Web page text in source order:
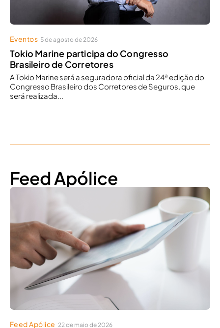
Eventos 5 de agosto de 2026
Tokio Marine participa do Congresso
Brasileiro de Corretores
A Tokio Marine será a seguradora oficial da 24ª edição do
Congresso Brasileiro dos Corretores de Seguros, que
será realizada...
Feed Apólice
Feed Apólice 22 de maio de 2026